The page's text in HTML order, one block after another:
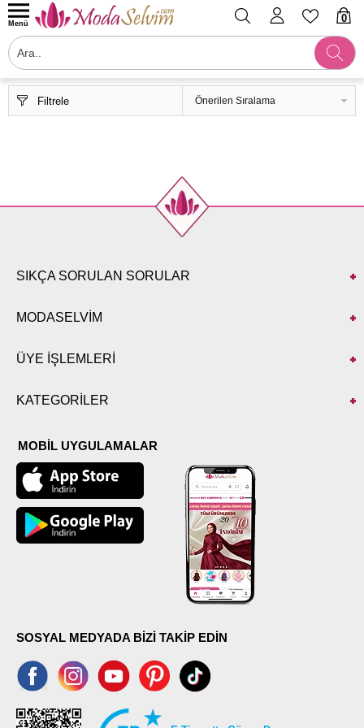
0
Menü
Filtrele
SIKÇA SORULAN SORULAR
MODASELVİM
ÜYE İŞLEMLERİ
KATEGORİLER
MOBİL UYGULAMALAR
SOSYAL MEDYADA BİZİ TAKİP EDİN